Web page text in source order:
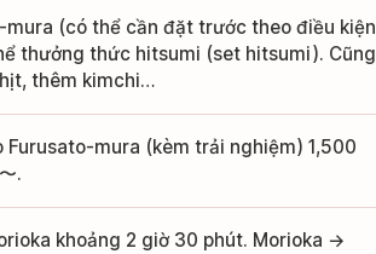
(có thể cần đặt trước theo điều kiện
thưởng thức hitsumi (set hitsumi). Cũng
thêm kimchi…
mura (kèm trải nghiệm) 1,500
.
khoảng 2 giờ 30 phút. Morioka →